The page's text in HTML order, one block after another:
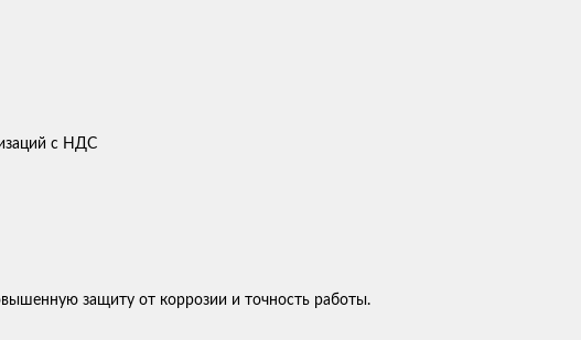
с НДС
защиту от коррозии и точность работы.